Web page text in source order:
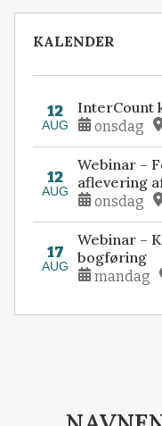
KALENDER
12
AUG
InterCount
onsdag
12
AUG
Webinar –
aflevering
onsdag
17
AUG
Webinar –
bogføring
mandag